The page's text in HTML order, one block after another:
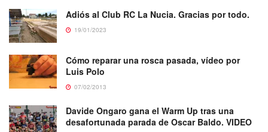
Adiós al Club RC La Nucia. Gracias por todo.
19/01/2023
Cómo reparar una rosca pasada, vídeo por
Luis Polo
07/02/2013
Davide Ongaro gana el Warm Up tras una
desafortunada parada de Oscar Baldo. VIDEO